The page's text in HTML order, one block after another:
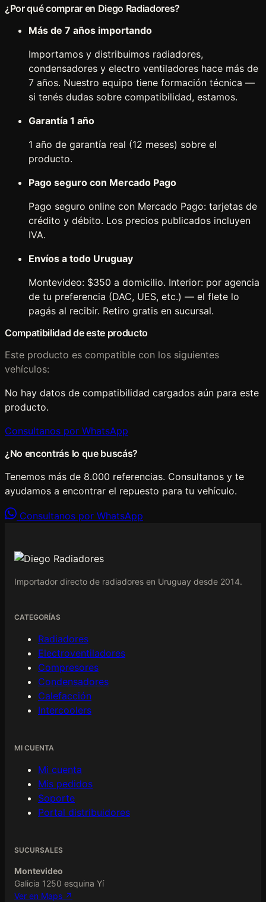
¿Por qué comprar en Diego Radiadores?
Más de 7 años importando
Importamos y distribuimos radiadores,
condensadores y electro ventiladores hace más de
7 años. Nuestro equipo tiene formación técnica —
si tenés dudas sobre compatibilidad, estamos.
Garantía 1 año
1 año de garantía real (12 meses) sobre el
producto.
Pago seguro con Mercado Pago
Pago seguro online con Mercado Pago: tarjetas de
crédito y débito. Los precios publicados incluyen
IVA.
Envíos a todo Uruguay
Montevideo: $350 a domicilio. Interior: por agencia
de tu preferencia (DAC, UES, etc.) — el flete lo
pagás al recibir. Retiro gratis en sucursal.
Compatibilidad de este producto
Este producto es compatible con los siguientes
vehículos:
No hay datos de compatibilidad cargados aún para este
producto.
Consultanos por WhatsApp
¿No encontrás lo que buscás?
Tenemos más de 8.000 referencias. Consultanos y te
ayudamos a encontrar el repuesto para tu vehículo.
Consultanos por WhatsApp
Importador directo de radiadores en Uruguay desde 2014.
CATEGORÍAS
Radiadores
Electroventiladores
Compresores
Condensadores
Calefacción
Intercoolers
MI CUENTA
Mi cuenta
Mis pedidos
Soporte
Portal distribuidores
SUCURSALES
Montevideo
Galicia 1250 esquina Yí
Ver en Maps ↗